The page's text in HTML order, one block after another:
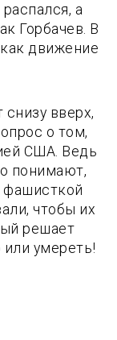
а
Горбачев. В
движение
вверх,
о том,
США. Ведь
понимают,
фашисткой
чтобы их
решает
умереть!